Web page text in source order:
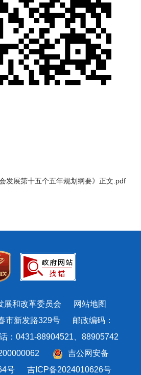
发展第十五个五年规划纲要》正文.pdf
展和改革委员会
网站地图
市新发路329号 邮政编码：
0431-88904521、88905742
吉公网安备
号
吉ICP备2024010626号